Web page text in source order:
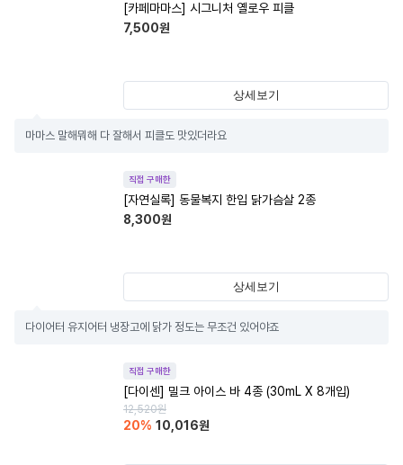
[카페마마스] 시그니처 옐로우 피클
7,500원
상세보기
마마스 말해뭐해 다 잘해서 피클도 맛있더라요
직접 구매한
[자연실록] 동물복지 한입 닭가슴살 2종
8,300원
상세보기
다이어터 유지어터 냉장고에 닭가 정도는 무조건 있어야죠
직접 구매한
[다이센] 밀크 아이스 바 4종 (30mL X 8개입)
12,520원
20% 10,016원